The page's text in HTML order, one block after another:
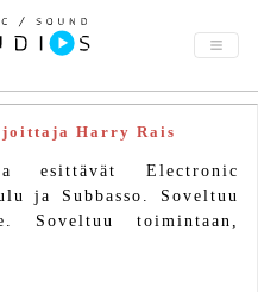
Harry Rais
esittävät Electronic
ja Subbasso. Soveltuu
Soveltuu toimintaan,